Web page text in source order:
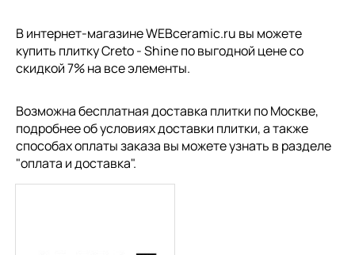
В интернет-магазине WEBceramic.ru вы можете
купить плитку Creto - Shine по выгодной цене со
скидкой 7% на все элементы.
Возможна бесплатная доставка плитки по Москве,
подробнее об условиях доставки плитки, а также
способах оплаты заказа вы можете узнать в разделе
"оплата и доставка".